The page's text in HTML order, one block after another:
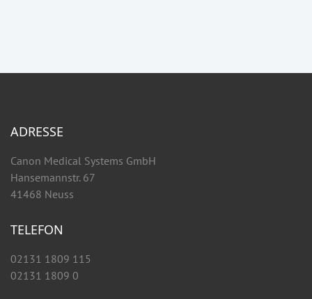
ADRESSE
Canon Medical Systems GmbH
Hansemannstr. 67
41468 Neuss
TELEFON
02131 1809 115
02131 1809 0